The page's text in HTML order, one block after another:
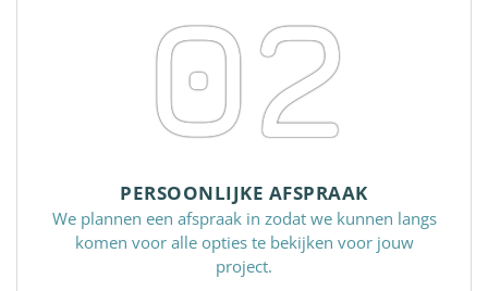
02
PERSOONLIJKE AFSPRAAK
We plannen een afspraak in zodat we kunnen langs
komen voor alle opties te bekijken voor jouw
project.